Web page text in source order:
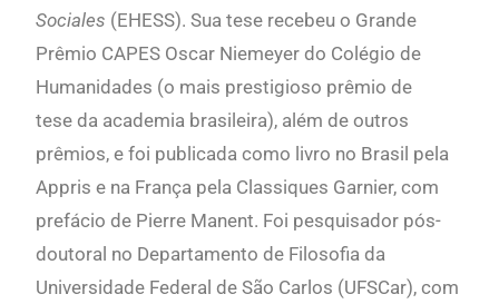
Sociales (EHESS). Sua tese recebeu o Grande
Prêmio CAPES Oscar Niemeyer do Colégio de
Humanidades (o mais prestigioso prêmio de
tese da academia brasileira), além de outros
prêmios, e foi publicada como livro no Brasil pela
Appris e na França pela Classiques Garnier, com
prefácio de Pierre Manent. Foi pesquisador pós-
doutoral no Departamento de Filosofia da
Universidade Federal de São Carlos (UFSCar), com